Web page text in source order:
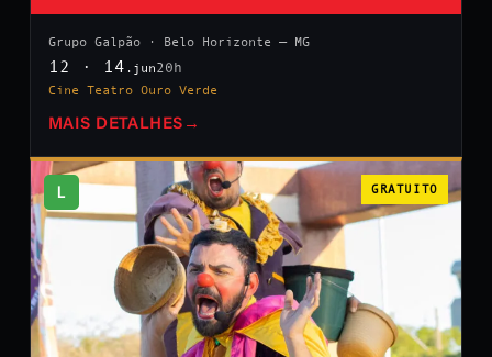
Grupo Galpão · Belo Horizonte — MG
12 · 14 .jun20h
Cine Teatro Ouro Verde
MAIS DETALHES →
L GRATUITO